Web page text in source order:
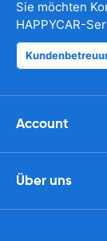
Sie möchten
HAPPYCAR-
Account
Über uns